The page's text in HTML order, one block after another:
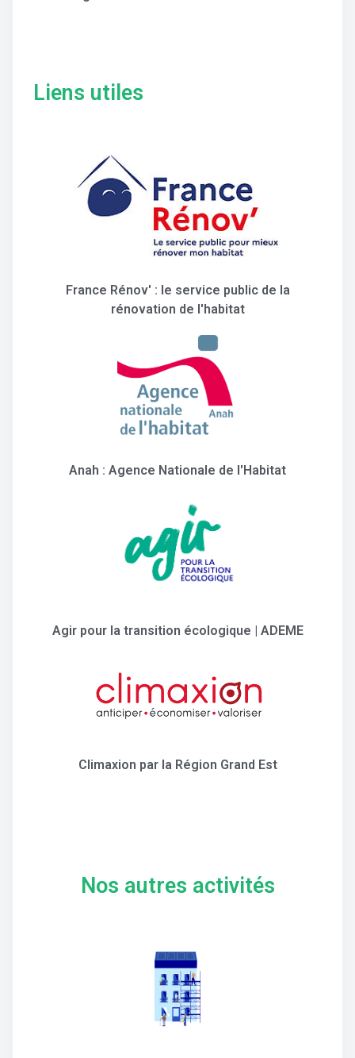
Liens utiles
France Rénov' : le service public de la
rénovation de l'habitat
Anah : Agence Nationale de l'Habitat
Agir pour la transition écologique | ADEME
Climaxion par la Région Grand Est
Nos autres activités